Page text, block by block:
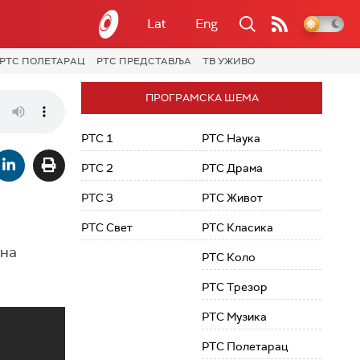
Lat Eng
РТС ПОЛЕТАРАЦ РТС ПРЕДСТАВЉА ТВ УЖИВО
ПРОГРАМСКА ШЕМА
РТС 1
РТС 2
РТС 3
РТС Свет
РТС Наука
РТС Драма
РТС Живот
РТС Класика
РТС Коло
РТС Трезор
РТС Музика
РТС Полетарац